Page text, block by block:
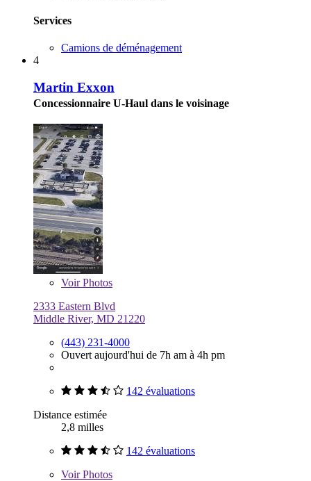
Services
Camions de déménagement
4
Martin Exxon
Concessionnaire U-Haul dans le voisinage
VoirPhotos
2333 Eastern Blvd
Middle River, MD 21220
(443) 231-4000
Ouvert aujourd'hui de 7h am à 4h pm
142 évaluations
Distance estimée
2,8 milles
142 évaluations
VoirPhotos